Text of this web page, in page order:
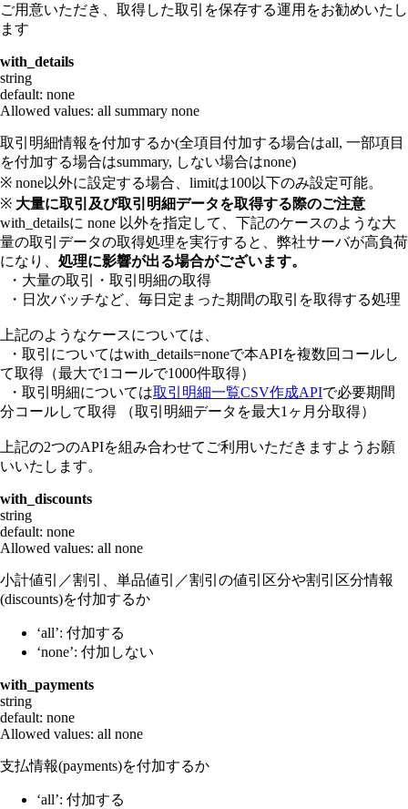
ご用意いただき、取得した取引を保存する運用をお勧めいたし
ます
with_details
string
default: none
Allowed values: all summary none
取引明細情報を付加するか(全項目付加する場合はall, 一部項目
を付加する場合はsummary, しない場合はnone)
※ none以外に設定する場合、limitは100以下のみ設定可能。
※ 大量に取引及び取引明細データを取得する際のご注意
with_detailsに none 以外を指定して、下記のケースのような大
量の取引データの取得処理を実行すると、弊社サーバが高負荷
になり、 処理に影響が出る場合がございます。
・大量の取引・取引明細の取得
・日次バッチなど、毎日定まった期間の取引を取得する処理
上記のようなケースについては、
・取引についてはwith_details=noneで本APIを複数回コールし
て取得（最大で1コールで1000件取得）
・取引明細については取引明細一覧CSV作成APIで必要期間
分コールして取得 （取引明細データを最大1ヶ月分取得）
上記の2つのAPIを組み合わせてご利用いただきますようお願
いいたします。
with_discounts
string
default: none
Allowed values: all none
小計値引／割引、単品値引／割引の値引区分や割引区分情報
(discounts)を付加するか
‘all’: 付加する
‘none’: 付加しない
with_payments
string
default: none
Allowed values: all none
支払情報(payments)を付加するか
‘all’: 付加する